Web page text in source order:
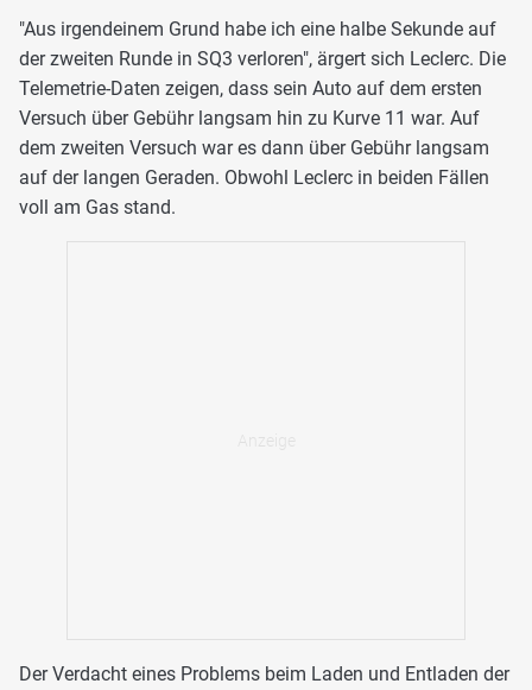
"Aus irgendeinem Grund habe ich eine halbe Sekunde auf
der zweiten Runde in SQ3 verloren", ärgert sich Leclerc. Die
Telemetrie-Daten zeigen, dass sein Auto auf dem ersten
Versuch über Gebühr langsam hin zu Kurve 11 war. Auf
dem zweiten Versuch war es dann über Gebühr langsam
auf der langen Geraden. Obwohl Leclerc in beiden Fällen
voll am Gas stand.
Der Verdacht eines Problems beim Laden und Entladen der